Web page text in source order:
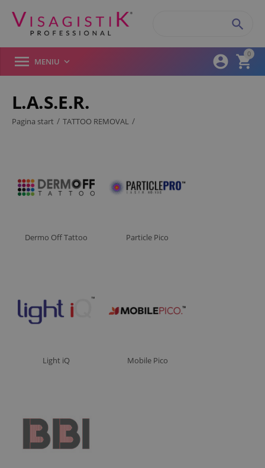
0



 MENIU 
Filtre produse
Mobile Pico
Putere
1000W
300W
L.A.S.E.R.
Pagina start / TATTOO REMOVAL /
Dermo Off Tattoo Particle Pico
Light iQ Mobile Pico